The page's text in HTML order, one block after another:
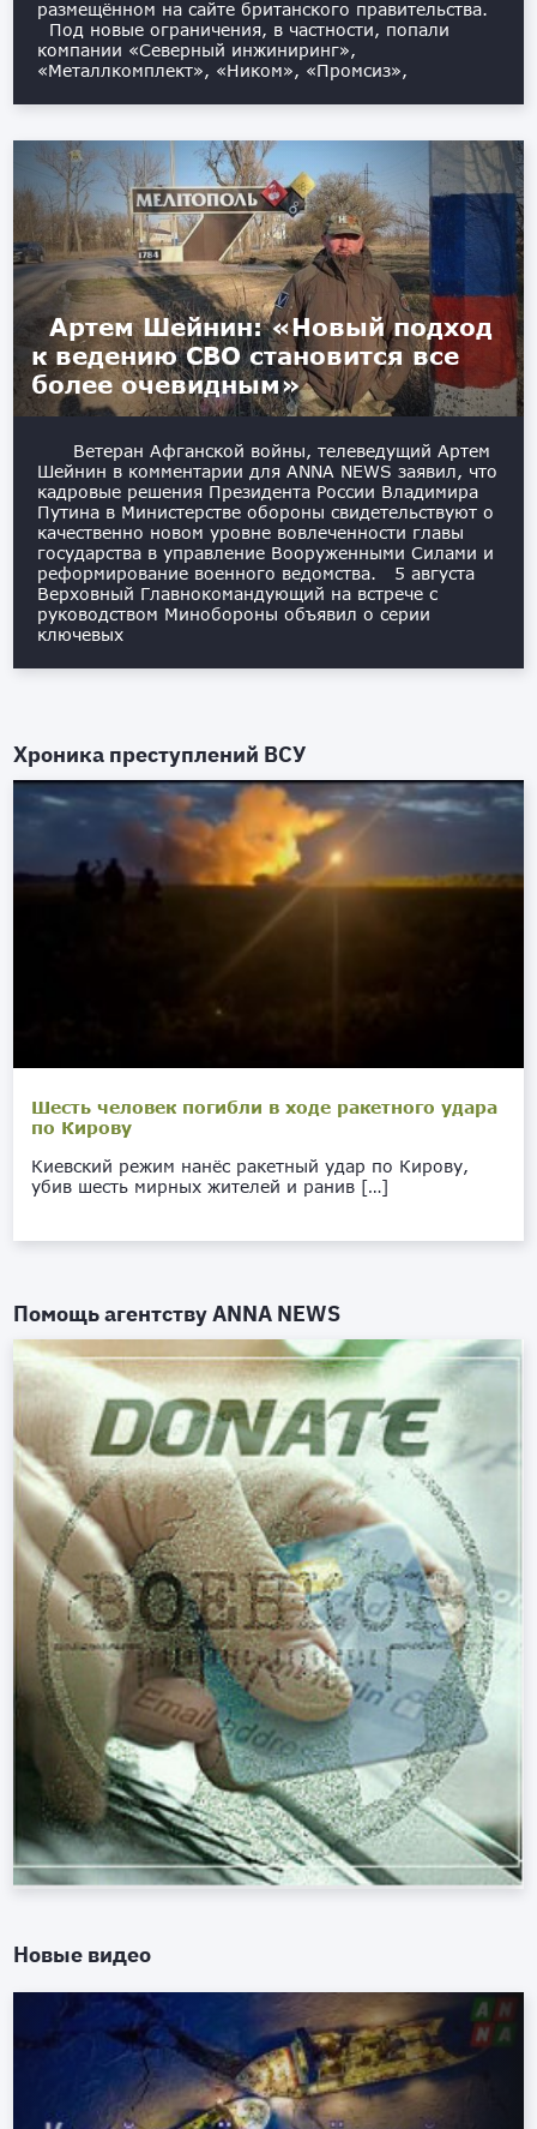
размещённом на сайте британского правительства.
Под новые ограничения, в частности, попали
компании «Северный инжиниринг»,
«Металлкомплект», «Ником», «Промсиз»,
Артем Шейнин: «Новый подход
к ведению СВО становится все
более очевидным»
Ветеран Афганской войны, телеведущий Артем
Шейнин в комментарии для ANNA NEWS заявил, что
кадровые решения Президента России Владимира
Путина в Министерстве обороны свидетельствуют о
качественно новом уровне вовлеченности главы
государства в управление Вооруженными Силами и
реформирование военного ведомства. 5 августа
Верховный Главнокомандующий на встрече с
руководством Минобороны объявил о серии
ключевых
Хроника преступлений ВСУ
Шесть человек погибли в ходе ракетного удара
по Кирову
Киевский режим нанёс ракетный удар по Кирову,
убив шесть мирных жителей и ранив […]
Помощь агентствуANNA NEWS
Новые видео